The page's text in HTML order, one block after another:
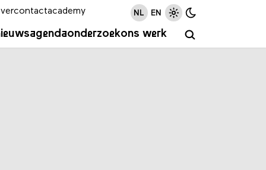
agendaonderzoekons werk
contactacademy NL EN